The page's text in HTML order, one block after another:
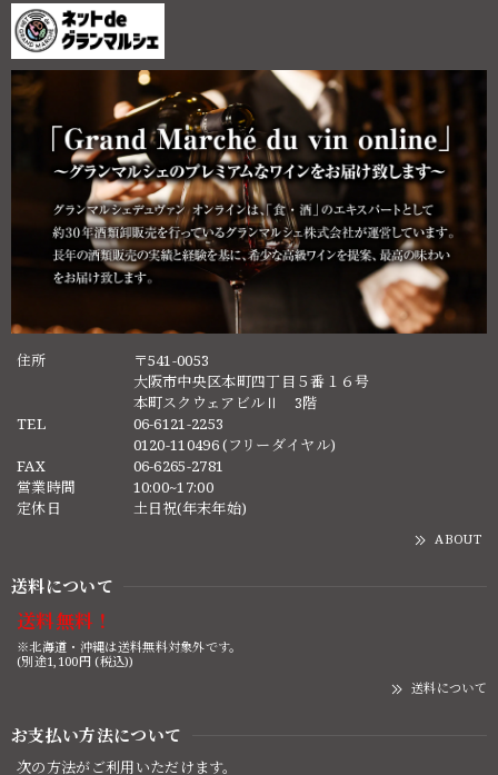
住所
〒541-0053
大阪市中央区本町四丁目５番１６号
本町スクウェアビルⅡ 3階
TEL
06-6121-2253
0120-110496 (フリーダイヤル)
FAX
06-6265-2781
営業時間
10:00~17:00
定休日
土日祝(年末年始)
ABOUT
送料について
送料無料！
※北海道・沖縄は送料無料対象外です。
(別途1,100円 (税込))
送料について
お支払い方法について
次の方法がご利用いただけます。